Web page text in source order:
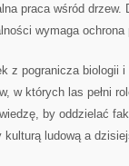
praca wśród drzew.
wymaga ochrona
z pogranicza biologii
w których las pełni
by oddzielać
ludową a